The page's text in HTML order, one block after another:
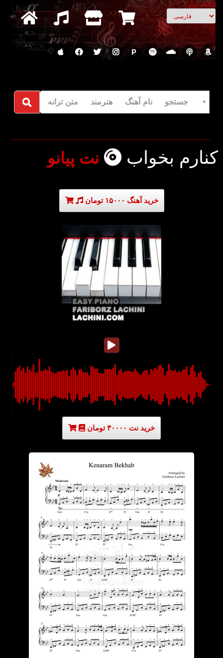
انتخاب زبان
P
جستجو نام آهنگ هنرمند متن ترانه
کنارم بخواب نت پیانو
خرید آهنگ ۱۵۰۰۰ تومان
خرید نت ۳۰۰۰۰ تومان